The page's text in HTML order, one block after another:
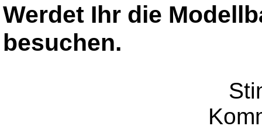
Werdet Ihr die
besuchen.